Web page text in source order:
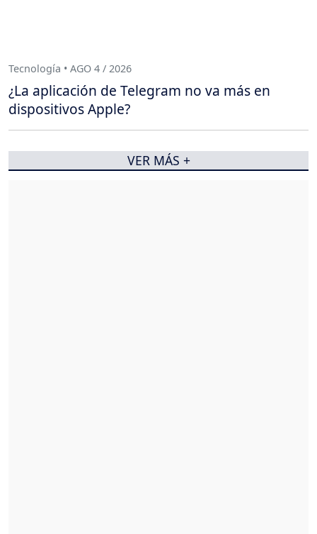
Tecnología • AGO 4 / 2026
¿La aplicación de Telegram no va más en
dispositivos Apple?
VER MÁS +